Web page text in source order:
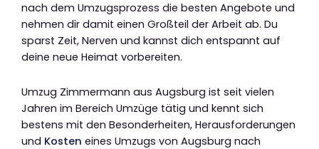
nach dem Umzugsprozess die besten Angebote und
nehmen dir damit einen Großteil der Arbeit ab. Du
sparst Zeit, Nerven und kannst dich entspannt auf
deine neue Heimat vorbereiten.
Umzug Zimmermann aus Augsburg ist seit vielen
Jahren im Bereich Umzüge tätig und kennt sich
bestens mit den Besonderheiten, Herausforderungen
und Kosten eines Umzugs von Augsburg nach